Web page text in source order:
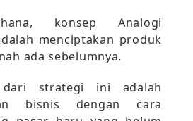
konsep Analogi
menciptakan produk
ada sebelumnya.
strategi ini adalah
bisnis dengan cara